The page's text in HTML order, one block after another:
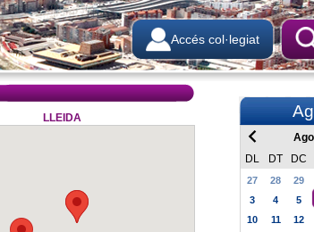
Accés col·legiat
LLEIDA
DL
DT DC
27 28 29
3
4 5
10
11 12